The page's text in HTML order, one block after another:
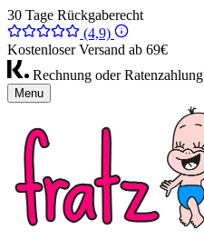
30 Tage Rückgaberecht
(4,9)
Kostenloser Versand ab 69€
Rechnung oder Ratenzahlung
Menu